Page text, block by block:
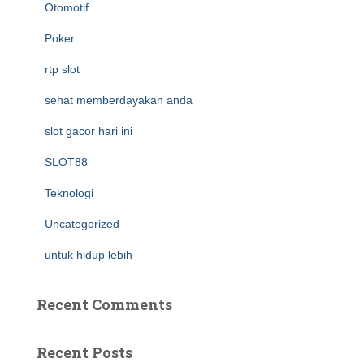
Otomotif
Poker
rtp slot
sehat memberdayakan anda
slot gacor hari ini
SLOT88
Teknologi
Uncategorized
untuk hidup lebih
Recent Comments
Recent Posts